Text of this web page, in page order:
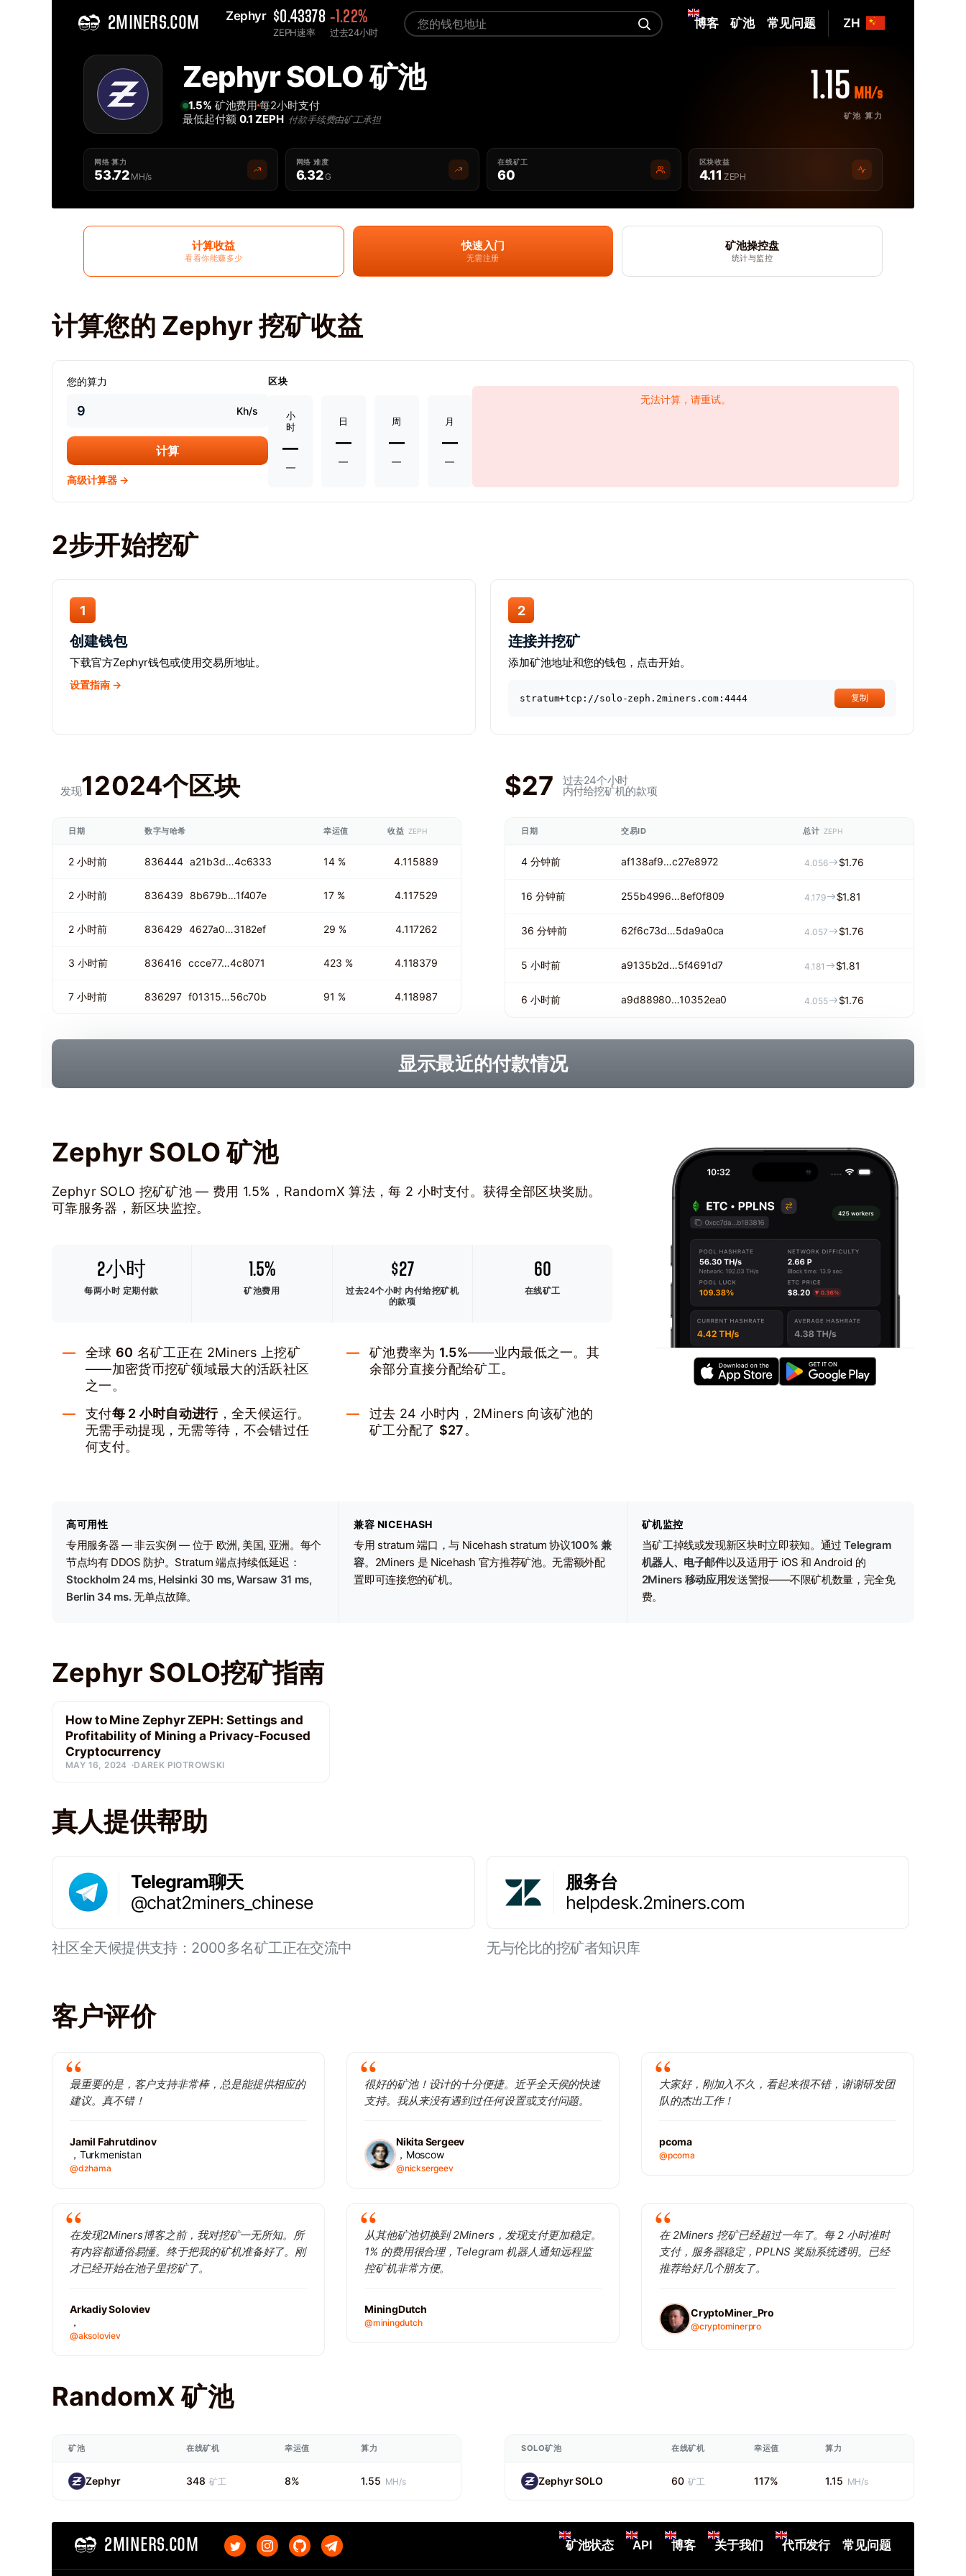
2MINERS.COM Zephyr $0.43378
ZEPH速率
-1.22%
过去24小时
ZH
博客 矿池 常见问题
Solo Zephyr ZEPH 矿池 - 2Miners
Zephyr SOLO 矿池
1.5% 矿池费用每2小时支付
最低起付额 0.1 ZEPH 付款手续费由矿工承担
1.15 MH/s
矿池 算力
网络 算力
53.72 MH/s
网络 难度
6.32G
在线矿工
60
区块收益
4.11 ZEPH
计算收益
看看你能赚多少
快速入门
无需注册
矿池操控盘
统计与监控
计算您的 Zephyr 挖矿收益
您的算力
Kh/s
计算
高级计算器 →
区块
小
时
—
—
日
—
—
周
—
—
月
—
—
无法计算，请重试。
2步开始挖矿
1
创建钱包
下载官方Zephyr钱包或使用交易所地址。
设置指南 →
2
连接并挖矿
添加矿池地址和您的钱包，点击开始。
stratum+tcp://solo-zeph.2miners.com:4444 复制
发现12024个区块
日期 数字与哈希 幸运值 收益 ZEPH
2 小时前 836444 a21b3d…4c6333 14 % 4.115889
2 小时前 836439 8b679b…1f407e 17 % 4.117529
2 小时前 836429 4627a0…3182ef 29 % 4.117262
3 小时前 836416 ccce77…4c8071 423 % 4.118379
7 小时前 836297 f01315…56c70b 91 % 4.118987
$27 过去24个小时
内付给挖矿机的款项
日期 交易ID 总计 ZEPH
4 分钟前 af138af9…c27e8972 4.056 $1.76
16 分钟前 255b4996…8ef0f809 4.179 $1.81
36 分钟前 62f6c73d…5da9a0ca 4.057 $1.76
5 小时前 a9135b2d…5f4691d7 4.181 $1.81
6 小时前 a9d88980…10352ea0 4.055 $1.76
显示最近的付款情况
Zephyr SOLO 矿池
Zephyr SOLO 挖矿矿池 — 费用 1.5%，RandomX 算法，每 2 小时支付。获得全部区块奖励。
可靠服务器，新区块监控。
2小时
每两小时 定期付款
1.5%
矿池费用
$27
过去24个小时 内付给挖矿机
的款项
60
在线矿工
全球 60 名矿工正在 2Miners 上挖矿
——加密货币挖矿领域最大的活跃社区
之一。
矿池费率为 1.5%——业内最低之一。其
余部分直接分配给矿工。
支付每 2 小时自动进行，全天候运行。
无需手动提现，无需等待，不会错过任
何支付。
过去 24 小时内，2Miners 向该矿池的
矿工分配了 $27。
高可用性
专用服务器 — 非云实例 — 位于 欧洲, 美国, 亚洲。每个
节点均有 DDOS 防护。Stratum 端点持续低延迟：
Stockholm 24 ms, Helsinki 30 ms, Warsaw 31 ms,
Berlin 34 ms.无单点故障。
兼容 NICEHASH
专用 stratum 端口，与 Nicehash stratum 协议100% 兼
容。2Miners 是 Nicehash 官方推荐矿池。无需额外配
置即可连接您的矿机。
矿机监控
当矿工掉线或发现新区块时立即获知。通过Telegram
机器人、电子邮件以及适用于 iOS 和 Android 的
2Miners 移动应用发送警报——不限矿机数量，完全免
费。
Zephyr SOLO挖矿指南
How to Mine Zephyr ZEPH: Settings and
Profitability of Mining a Privacy-Focused
Cryptocurrency
MAY 16, 2024 DAREK PIOTROWSKI
真人提供帮助
Telegram聊天
@chat2miners_chinese
社区全天候提供支持：2000多名矿工正在交流中
服务台
helpdesk.2miners.com
无与伦比的挖矿者知识库
客户评价
最重要的是，客户支持非常棒，总是能提供相应的
建议。真不错！
Jamil Fahrutdinov
，Turkmenistan
@dzhama
很好的矿池！设计的十分便捷。近乎全天侯的快速
支持。我从来没有遇到过任何设置或支付问题。
Nikita Sergeev
，Moscow
@nicksergeev
大家好，刚加入不久，看起来很不错，谢谢研发团
队的杰出工作！
pcoma
@pcoma
在发现2Miners博客之前，我对挖矿一无所知。所
有内容都通俗易懂。终于把我的矿机准备好了。刚
才已经开始在池子里挖矿了。
Arkadiy Soloviev
，
@aksoloviev
从其他矿池切换到 2Miners，发现支付更加稳定。
1% 的费用很合理，Telegram 机器人通知远程监
控矿机非常方便。
MiningDutch
@miningdutch
在 2Miners 挖矿已经超过一年了。每 2 小时准时
支付，服务器稳定，PPLNS 奖励系统透明。已经
推荐给好几个朋友了。
CryptoMiner_Pro
@cryptominerpro
RandomX 矿池
矿池 在线矿机 幸运值 算力
Zephyr 348 矿工 8% 1.55 MH/s
SOLO矿池 在线矿机 幸运值 算力
Zephyr SOLO 60 矿工 117% 1.15 MH/s
2MINERS.COM 矿池状态 API 博客 关于我们 代币发行 常见问题